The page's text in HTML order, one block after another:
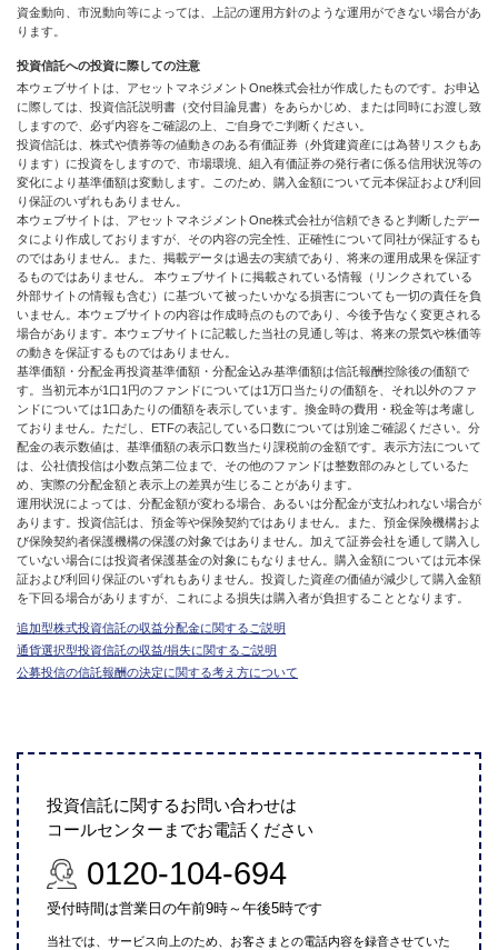
資金動向、市況動向等によっては、上記の運用方針のような運用ができない場合があ
ります。
投資信託への投資に際しての注意
本ウェブサイトは、アセットマネジメントOne株式会社が作成したものです。お申込
に際しては、投資信託説明書（交付目論見書）をあらかじめ、または同時にお渡し致
しますので、必ず内容をご確認の上、ご自身でご判断ください。
投資信託は、株式や債券等の値動きのある有価証券（外貨建資産には為替リスクもあ
ります）に投資をしますので、市場環境、組入有価証券の発行者に係る信用状況等の
変化により基準価額は変動します。このため、購入金額について元本保証および利回
り保証のいずれもありません。
本ウェブサイトは、アセットマネジメントOne株式会社が信頼できると判断したデー
タにより作成しておりますが、その内容の完全性、正確性について同社が保証するも
のではありません。また、掲載データは過去の実績であり、将来の運用成果を保証す
るものではありません。 本ウェブサイトに掲載されている情報（リンクされている
外部サイトの情報も含む）に基づいて被ったいかなる損害についても一切の責任を負
いません。本ウェブサイトの内容は作成時点のものであり、今後予告なく変更される
場合があります。本ウェブサイトに記載した当社の見通し等は、将来の景気や株価等
の動きを保証するものではありません。
基準価額・分配金再投資基準価額・分配金込み基準価額は信託報酬控除後の価額で
す。当初元本が1口1円のファンドについては1万口当たりの価額を、それ以外のファ
ンドについては1口あたりの価額を表示しています。換金時の費用・税金等は考慮し
ておりません。ただし、ETFの表記している口数については別途ご確認ください。分
配金の表示数値は、基準価額の表示口数当たり課税前の金額です。表示方法について
は、公社債投信は小数点第二位まで、その他のファンドは整数部のみとしているた
め、実際の分配金額と表示上の差異が生じることがあります。
運用状況によっては、分配金額が変わる場合、あるいは分配金が支払われない場合が
あります。投資信託は、預金等や保険契約ではありません。また、預金保険機構およ
び保険契約者保護機構の保護の対象ではありません。加えて証券会社を通して購入し
ていない場合には投資者保護基金の対象にもなりません。購入金額については元本保
証および利回り保証のいずれもありません。投資した資産の価値が減少して購入金額
を下回る場合がありますが、これによる損失は購入者が負担することとなります。
追加型株式投資信託の収益分配金に関するご説明
通貨選択型投資信託の収益/損失に関するご説明
公募投信の信託報酬の決定に関する考え方について
投資信託に関するお問い合わせは
コールセンターまでお電話ください
0120-104-694
受付時間は営業日の午前9時～午後5時です
当社では、サービス向上のため、お客さまとの電話内容を録音させていた